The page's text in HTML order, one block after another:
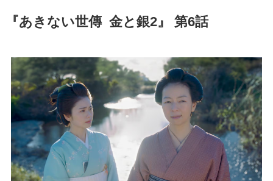
『あきない世傳 金と銀2』 第6話